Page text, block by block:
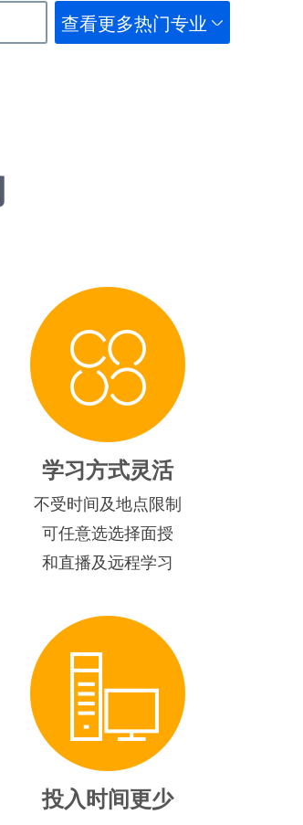
查看更多热门专业
学习方式灵活
不受时间及地点限制
可任意选选择面授
和直播及远程学习
投入时间更少